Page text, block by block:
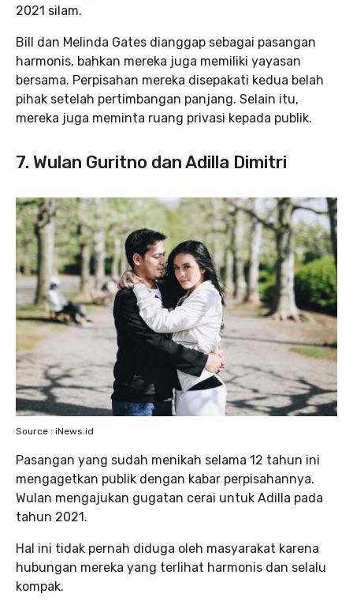
2021 silam.
Bill dan Melinda Gates dianggap sebagai pasangan
harmonis, bahkan mereka juga memiliki yayasan
bersama. Perpisahan mereka disepakati kedua belah
pihak setelah pertimbangan panjang. Selain itu,
mereka juga meminta ruang privasi kepada publik.
7. Wulan Guritno dan Adilla Dimitri
Source : iNews.id
Pasangan yang sudah menikah selama 12 tahun ini
mengagetkan publik dengan kabar perpisahannya.
Wulan mengajukan gugatan cerai untuk Adilla pada
tahun 2021.
Hal ini tidak pernah diduga oleh masyarakat karena
hubungan mereka yang terlihat harmonis dan selalu
kompak.